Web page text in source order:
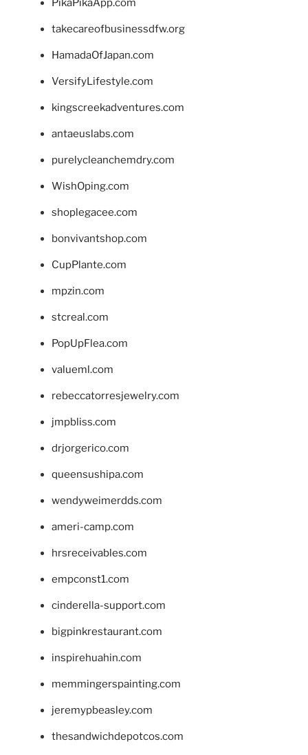
PikaPikaApp.com
takecareofbusinessdfw.org
HamadaOfJapan.com
VersifyLifestyle.com
kingscreekadventures.com
antaeuslabs.com
purelycleanchemdry.com
WishOping.com
shoplegacee.com
bonvivantshop.com
CupPlante.com
mpzin.com
stcreal.com
PopUpFlea.com
valueml.com
rebeccatorresjewelry.com
jmpbliss.com
drjorgerico.com
queensushipa.com
wendyweimerdds.com
ameri-camp.com
hrsreceivables.com
empconst1.com
cinderella-support.com
bigpinkrestaurant.com
inspirehuahin.com
memmingerspainting.com
jeremypbeasley.com
thesandwichdepotcos.com